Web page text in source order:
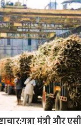
मंत्री और